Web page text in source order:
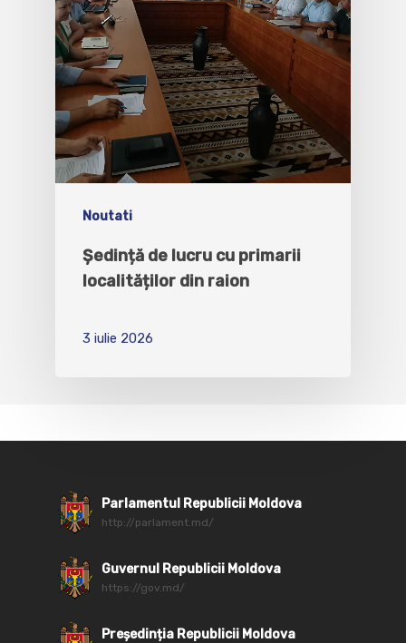
Noutati
Ședință de lucru cu primarii
localităților din raion
3 iulie 2026
Parlamentul Republicii Moldova
http://parlament.md/
Guvernul Republicii Moldova
https://gov.md/
Președinția Republicii Moldova